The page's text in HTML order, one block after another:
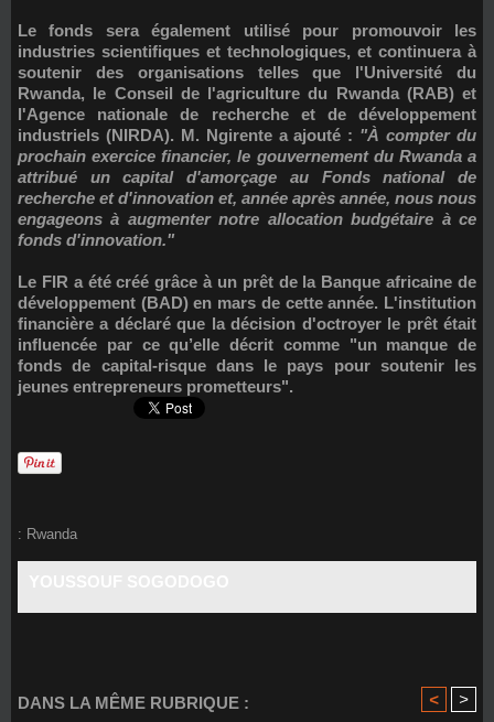
Le fonds sera également utilisé pour promouvoir les
industries scientifiques et technologiques, et continuera à
soutenir des organisations telles que l'Université du
Rwanda, le Conseil de l'agriculture du Rwanda (RAB) et
l'Agence nationale de recherche et de développement
industriels (NIRDA). M. Ngirente a ajouté : "À compter du
prochain exercice financier, le gouvernement du Rwanda a
attribué un capital d'amorçage au Fonds national de
recherche et d'innovation et, année après année, nous nous
engageons à augmenter notre allocation budgétaire à ce
fonds d'innovation."
Le FIR a été créé grâce à un prêt de la Banque africaine de
développement (BAD) en mars de cette année. L'institution
financière a déclaré que la décision d'octroyer le prêt était
influencée par ce qu’elle décrit comme "un manque de
fonds de capital-risque dans le pays pour soutenir les
jeunes entrepreneurs prometteurs".
: Rwanda
DANS LA MÊME RUBRIQUE : < >